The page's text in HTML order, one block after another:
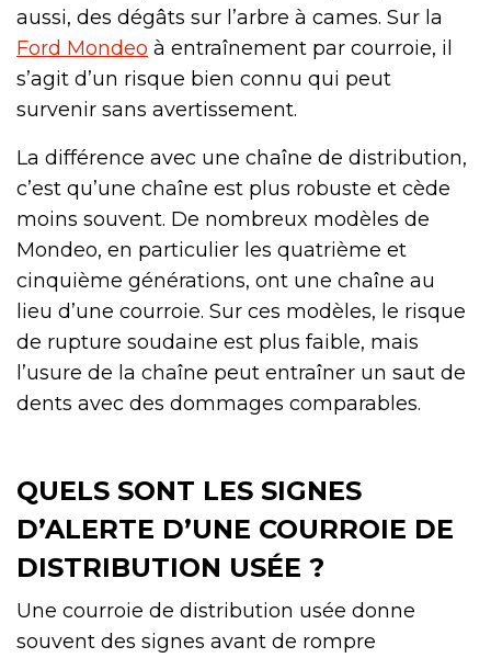
aussi, des dégâts sur l’arbre à cames. Sur la
Ford Mondeo à entraînement par courroie, il
s’agit d’un risque bien connu qui peut
survenir sans avertissement.
La différence avec une chaîne de distribution,
c’est qu’une chaîne est plus robuste et cède
moins souvent. De nombreux modèles de
Mondeo, en particulier les quatrième et
cinquième générations, ont une chaîne au
lieu d’une courroie. Sur ces modèles, le risque
de rupture soudaine est plus faible, mais
l’usure de la chaîne peut entraîner un saut de
dents avec des dommages comparables.
QUELS SONT LES SIGNES
D’ALERTE D’UNE COURROIE DE
DISTRIBUTION USÉE ?
Une courroie de distribution usée donne
souvent des signes avant de rompre